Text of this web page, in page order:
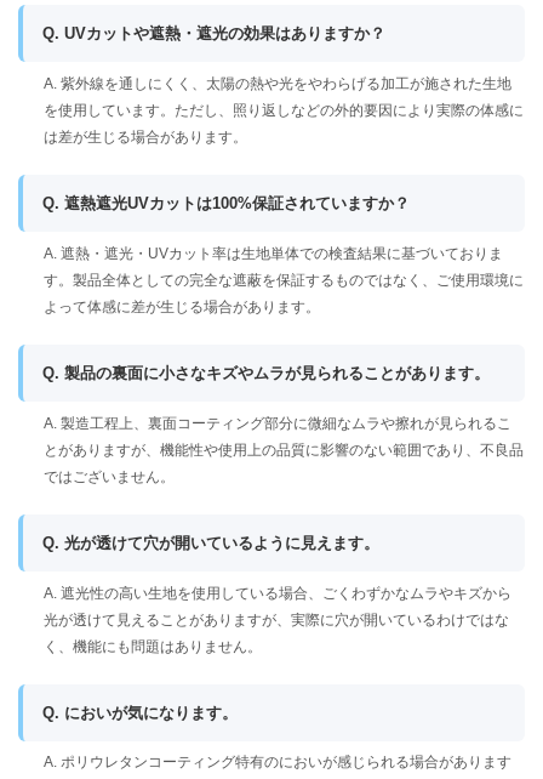
Q. UVカットや遮熱・遮光の効果はありますか？
A. 紫外線を通しにくく、太陽の熱や光をやわらげる加工が施された生地
を使用しています。ただし、照り返しなどの外的要因により実際の体感に
は差が生じる場合があります。
Q. 遮熱遮光UVカットは100%保証されていますか？
A. 遮熱・遮光・UVカット率は生地単体での検査結果に基づいておりま
す。製品全体としての完全な遮蔽を保証するものではなく、ご使用環境に
よって体感に差が生じる場合があります。
Q. 製品の裏面に小さなキズやムラが見られることがあります。
A. 製造工程上、裏面コーティング部分に微細なムラや擦れが見られるこ
とがありますが、機能性や使用上の品質に影響のない範囲であり、不良品
ではございません。
Q. 光が透けて穴が開いているように見えます。
A. 遮光性の高い生地を使用している場合、ごくわずかなムラやキズから
光が透けて見えることがありますが、実際に穴が開いているわけではな
く、機能にも問題はありません。
Q. においが気になります。
A. ポリウレタンコーティング特有のにおいが感じられる場合があります